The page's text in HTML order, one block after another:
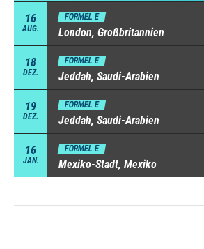
16
AUG.
FORMEL E
London, Großbritannien
18
DEZ.
FORMEL E
Jeddah, Saudi-Arabien
19
DEZ.
FORMEL E
Jeddah, Saudi-Arabien
16
JAN.
FORMEL E
Mexiko-Stadt, Mexiko